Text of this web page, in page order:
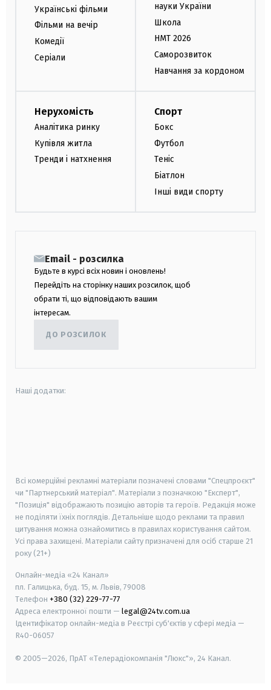
Українські фільми
Фільми на вечір
Комедії
Серіали
науки України
Школа
НМТ 2026
Саморозвиток
Навчання за кордоном
Нерухомість
Аналітика ринку
Купівля житла
Тренди і натхнення
Спорт
Бокс
Футбол
Теніс
Біатлон
Інші види спорту
Email - розсилка
Будьте в курсі всіх новин і оновлень!
Перейдіть на сторінку наших розсилок, щоб
обрати ті, що відповідають вашим
інтересам.
ДО РОЗСИЛОК
Наші додатки:
Всі комерційні рекламні матеріали позначені словами "Спецпроєкт"
чи "Партнерський матеріал". Матеріали з позначкою "Експерт",
"Позиція" відображають позицію авторів та героїв. Редакція може
не поділяти їхніх поглядів. Детальніше щодо реклами та правил
цитування можна ознайомитись в правилах користування сайтом.
Усі права захищені. Матеріали сайту призначені для осіб старше 21
року (21+)
Онлайн-медіа «24 Канал»
пл. Галицька, буд. 15, м. Львів, 79008
Телефон +380 (32) 229-77-77
Адреса електронної пошти — legal@24tv.com.ua
Ідентифікатор онлайн-медіа в Реєстрі суб'єктів у сфері медіа —
R40-06057
© 2005—2026, ПрАТ «Телерадіокомпанія "Люкс"», 24 Канал.